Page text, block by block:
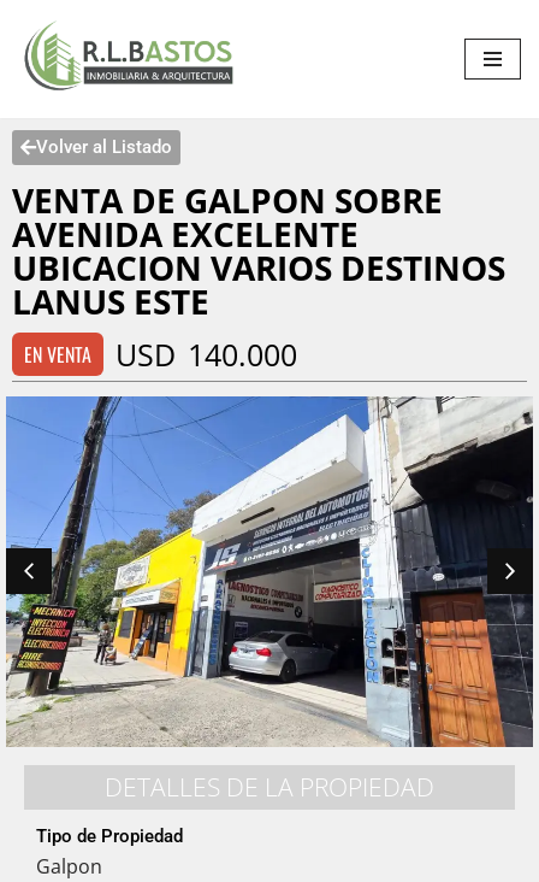
Saltar
Volver al Listado
VENTA DE GALPON SOBRE
AVENIDA EXCELENTE
UBICACION VARIOS DESTINOS
LANUS ESTE
EN VENTA USD 140.000
DETALLES DE LA PROPIEDAD
Tipo de Propiedad
Galpon